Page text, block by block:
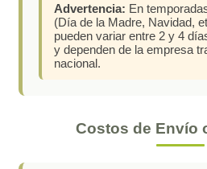
Advertencia: En
(Día de la Madre, Navidad,
pueden variar entre 2 y 4
y dependen de la empresa
nacional.
Costos de Envío